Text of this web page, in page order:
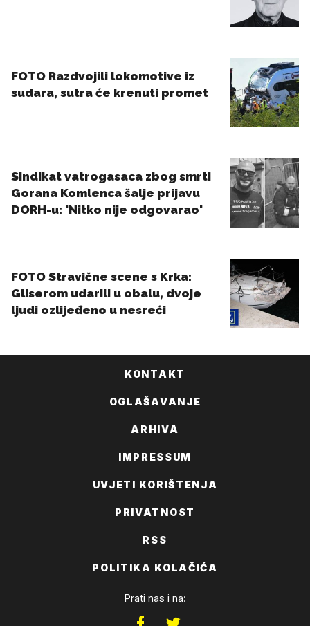
KONTAKT
OGLAŠAVANJE
ARHIVA
IMPRESSUM
UVJETI KORIŠTENJA
PRIVATNOST
RSS
POLITIKA KOLAČIĆA
Prati nas i na: